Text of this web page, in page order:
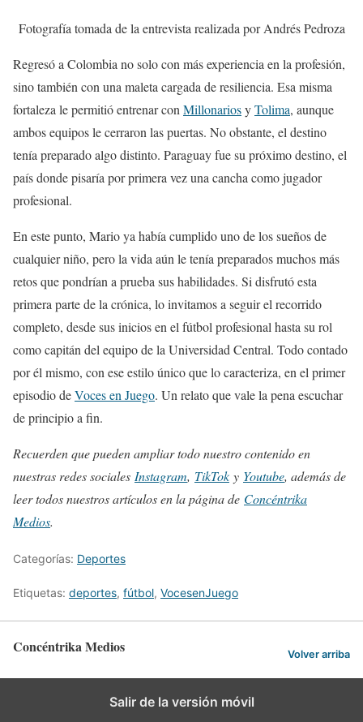
Fotografía tomada de la entrevista realizada por Andrés Pedroza
Regresó a Colombia no solo con más experiencia en la profesión,
sino también con una maleta cargada de resiliencia. Esa misma
fortaleza le permitió entrenar con MillonariosyTolima, aunque
ambos equipos le cerraron las puertas. No obstante, el destino
tenía preparado algo distinto. Paraguay fue su próximo destino, el
país donde pisaría por primera vez una cancha como jugador
profesional.
En este punto, Mario ya había cumplido uno de los sueños de
cualquier niño, pero la vida aún le tenía preparados muchos más
retos que pondrían a prueba sus habilidades. Si disfrutó esta
primera parte de la crónica, lo invitamos a seguir el recorrido
completo, desde sus inicios en el fútbol profesional hasta su rol
como capitán del equipo de la Universidad Central. Todo contado
por él mismo, con ese estilo único que lo caracteriza, en el primer
episodio deVoces en Juego. Un relato que vale la pena escuchar
de principio a fin.
Recuerden que pueden ampliar todo nuestro contenido en
nuestras redes sociales Instagram, TikTok y Youtube, además de
leer todos nuestros artículos en la página de Concéntrika
Medios.
Categorías: Deportes
Etiquetas: deportes, fútbol, VocesenJuego
Concéntrika Medios Volver arriba
Salir de la versión móvil